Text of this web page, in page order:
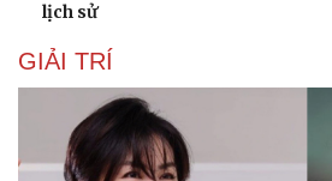
lịch sử
GIẢI TRÍ